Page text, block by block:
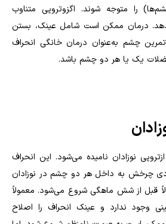
را متوجه شوند. اگزوتروپی متناوب
درمان ممکن است شامل عینک، بستن
چشم به‌عنوان درمان خانگی انحراف
یک یا هر دو چشم باشد.
نوزادان نامیده می‌شود. این انحراف
چرخش به داخل هر دو چشم در نوزادان
از شش ماهگی شروع می‌شود. معمولاً
وجود ندارد و عینک انحراف را اصلاح